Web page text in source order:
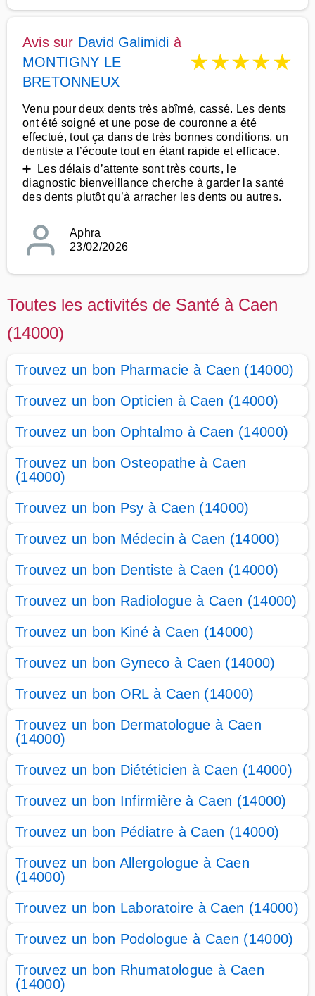
Avis sur David Galimidi à
MONTIGNY LE
BRETONNEUX
★★★★★
Venu pour deux dents très abîmé, cassé. Les dents
ont été soigné et une pose de couronne a été
effectué, tout ça dans de très bonnes conditions, un
dentiste a l’écoute tout en étant rapide et efficace.
➕ Les délais d’attente sont très courts, le
diagnostic bienveillance cherche à garder la santé
des dents plutôt qu’à arracher les dents ou autres.
Aphra
23/02/2026
Toutes les activités de Santé à Caen
(14000)
Trouvez un bon Pharmacie à Caen (14000)
Trouvez un bon Opticien à Caen (14000)
Trouvez un bon Ophtalmo à Caen (14000)
Trouvez un bon Osteopathe à Caen
(14000)
Trouvez un bon Psy à Caen (14000)
Trouvez un bon Médecin à Caen (14000)
Trouvez un bon Dentiste à Caen (14000)
Trouvez un bon Radiologue à Caen (14000)
Trouvez un bon Kiné à Caen (14000)
Trouvez un bon Gyneco à Caen (14000)
Trouvez un bon ORL à Caen (14000)
Trouvez un bon Dermatologue à Caen
(14000)
Trouvez un bon Diététicien à Caen (14000)
Trouvez un bon Infirmière à Caen (14000)
Trouvez un bon Pédiatre à Caen (14000)
Trouvez un bon Allergologue à Caen
(14000)
Trouvez un bon Laboratoire à Caen (14000)
Trouvez un bon Podologue à Caen (14000)
Trouvez un bon Rhumatologue à Caen
(14000)